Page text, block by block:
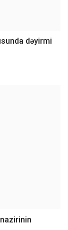
dəyirmi